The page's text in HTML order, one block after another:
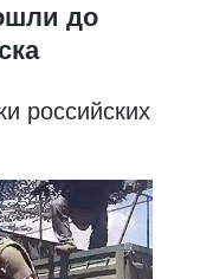
до
российских